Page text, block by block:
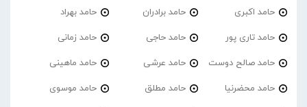
حامد اکبری حامد برادران حامد بهراد
حامد تاری پور حامد حاجی حامد زمانی
حامد صالح دوست حامد عرشی حامد ماهینی
حامد محضرنیا حامد مطلق حامد موسوی